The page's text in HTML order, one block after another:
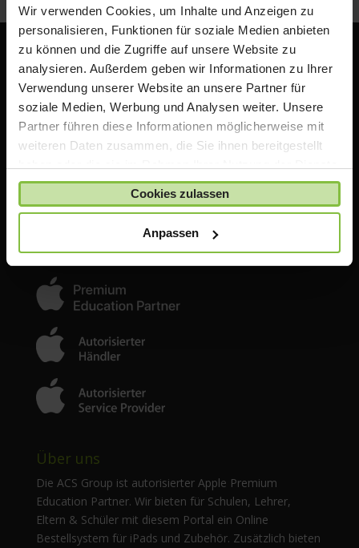
Wir verwenden Cookies, um Inhalte und Anzeigen zu
personalisieren, Funktionen für soziale Medien anbieten
zu können und die Zugriffe auf unsere Website zu
analysieren. Außerdem geben wir Informationen zu Ihrer
Verwendung unserer Website an unsere Partner für
soziale Medien, Werbung und Analysen weiter. Unsere
Partner führen diese Informationen möglicherweise mit
weiteren Daten zusammen, die Sie ihnen bereitgestellt
gesammelt haben.
Cookies zulassen
Anpassen
ACS Group GmbH
Otto-Hahn-Str. 38a
85521 Ottobrunn / Riemerling
Deutschland
shop@acsgroup.de
t: +49 (0)89 189 31 30-10
f: +49 (0)89 189 31 30 30
Über uns
Die ACS Group ist autorisierter Apple Premium
Education Partner. Wir bieten für Schulen, Lehrer,
Eltern & Schüler mit diesem Portal ein Online
Bestellsystem für iPads und Zubehör. Zusätzlich bieten